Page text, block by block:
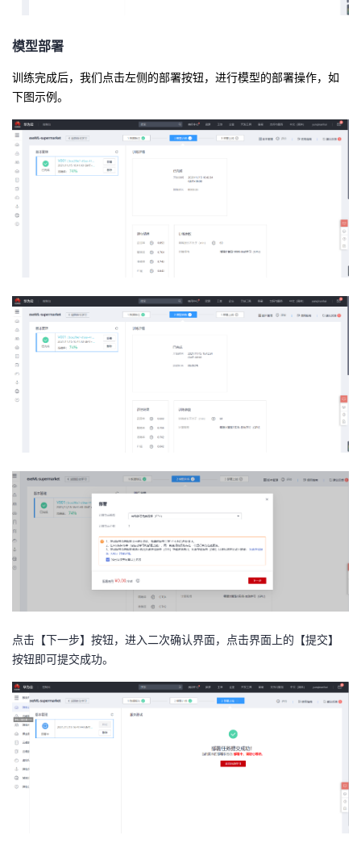
模型部署
训练完成后，我们点击左侧的部署按钮，进行模型的部署操作，如
下图示例。
点击【下一步】按钮，进入二次确认界面，点击界面上的【提交】
按钮即可提交成功。